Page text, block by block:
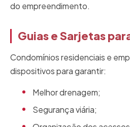
do empreendimento.
Guias e Sarjetas
Condomínios residenciais e
dispositivos para garantir:
Melhor drenagem;
Segurança viária;